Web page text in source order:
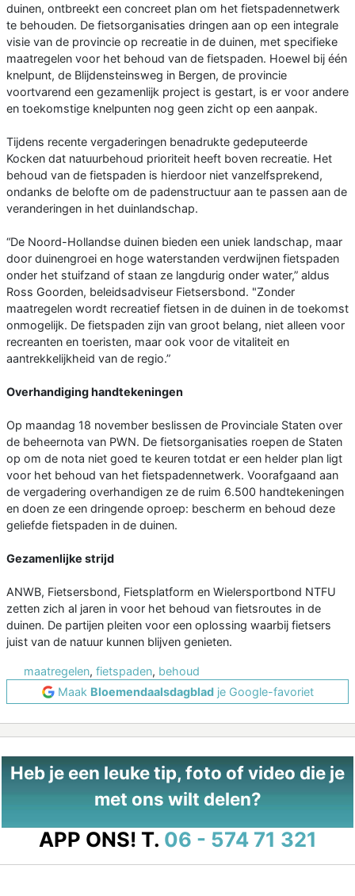
duinen, ontbreekt een concreet plan om het fietspadennetwerk
te behouden. De fietsorganisaties dringen aan op een integrale
visie van de provincie op recreatie in de duinen, met specifieke
maatregelen voor het behoud van de fietspaden. Hoewel bij één
knelpunt, de Blijdensteinsweg in Bergen, de provincie
voortvarend een gezamenlijk project is gestart, is er voor andere
en toekomstige knelpunten nog geen zicht op een aanpak.
Tijdens recente vergaderingen benadrukte gedeputeerde
Kocken dat natuurbehoud prioriteit heeft boven recreatie. Het
behoud van de fietspaden is hierdoor niet vanzelfsprekend,
ondanks de belofte om de padenstructuur aan te passen aan de
veranderingen in het duinlandschap.
“De Noord-Hollandse duinen bieden een uniek landschap, maar
door duinengroei en hoge waterstanden verdwijnen fietspaden
onder het stuifzand of staan ze langdurig onder water,” aldus
Ross Goorden, beleidsadviseur Fietsersbond. "Zonder
maatregelen wordt recreatief fietsen in de duinen in de toekomst
onmogelijk. De fietspaden zijn van groot belang, niet alleen voor
recreanten en toeristen, maar ook voor de vitaliteit en
aantrekkelijkheid van de regio.”
Overhandiging handtekeningen
Op maandag 18 november beslissen de Provinciale Staten over
de beheernota van PWN. De fietsorganisaties roepen de Staten
op om de nota niet goed te keuren totdat er een helder plan ligt
voor het behoud van het fietspadennetwerk. Voorafgaand aan
de vergadering overhandigen ze de ruim 6.500 handtekeningen
en doen ze een dringende oproep: bescherm en behoud deze
geliefde fietspaden in de duinen.
Gezamenlijke strijd
ANWB, Fietsersbond, Fietsplatform en Wielersportbond NTFU
zetten zich al jaren in voor het behoud van fietsroutes in de
duinen. De partijen pleiten voor een oplossing waarbij fietsers
juist van de natuur kunnen blijven genieten.
maatregelen, fietspaden, behoud
Maak Bloemendaalsdagbladje Google-favoriet
Heb je een leuke tip, foto of video die je
met ons wilt delen?
APP ONS! T. 06 - 574 71 321